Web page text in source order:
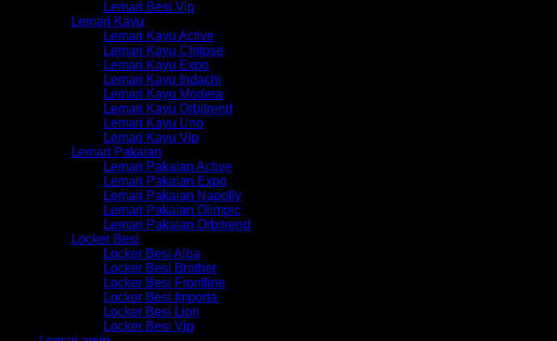
Lemari Besi Vip
Lemari Kayu
Lemari Kayu Active
Lemari Kayu Chitose
Lemari Kayu Expo
Lemari Kayu Indachi
Lemari Kayu Modera
Lemari Kayu Orbitrend
Lemari Kayu Uno
Lemari Kayu Vip
Lemari Pakaian
Lemari Pakaian Active
Lemari Pakaian Expo
Lemari Pakaian Napolly
Lemari Pakaian Olimpic
Lemari Pakaian Orbitrend
Locker Besi
Locker Besi Alba
Locker Besi Brother
Locker Besi Frontline
Locker Besi Importa
Locker Besi Lion
Locker Besi Vip